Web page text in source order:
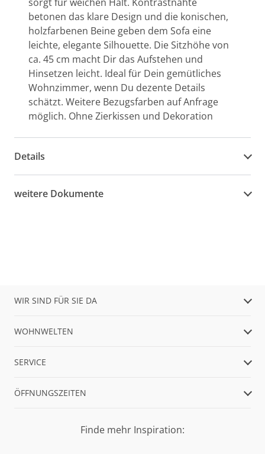
betonen das klare Design und die konischen,
holzfarbenen Beine geben dem Sofa eine
leichte, elegante Silhouette. Die Sitzhöhe von
ca. 45 cm macht Dir das Aufstehen und
Hinsetzen leicht. Ideal für Dein gemütliches
Wohnzimmer, wenn Du dezente Details
schätzt. Weitere Bezugsfarben auf Anfrage
möglich. Ohne Zierkissen und Dekoration
Details
weitere Dokumente
WIR SIND FÜR SIE DA
WOHNWELTEN
SERVICE
ÖFFNUNGSZEITEN
Finde mehr Inspiration: